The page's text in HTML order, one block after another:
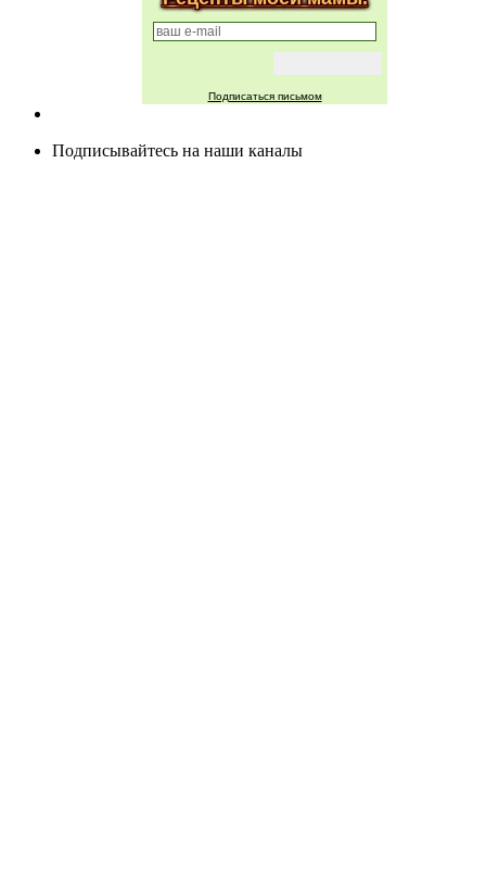
Подписаться письмом
Подписывайтесь на наши каналы